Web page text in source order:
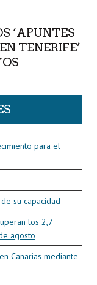
‘APUNTES
TENERIFE’
para el
su capacidad
los 2,7
agosto
Canarias mediante